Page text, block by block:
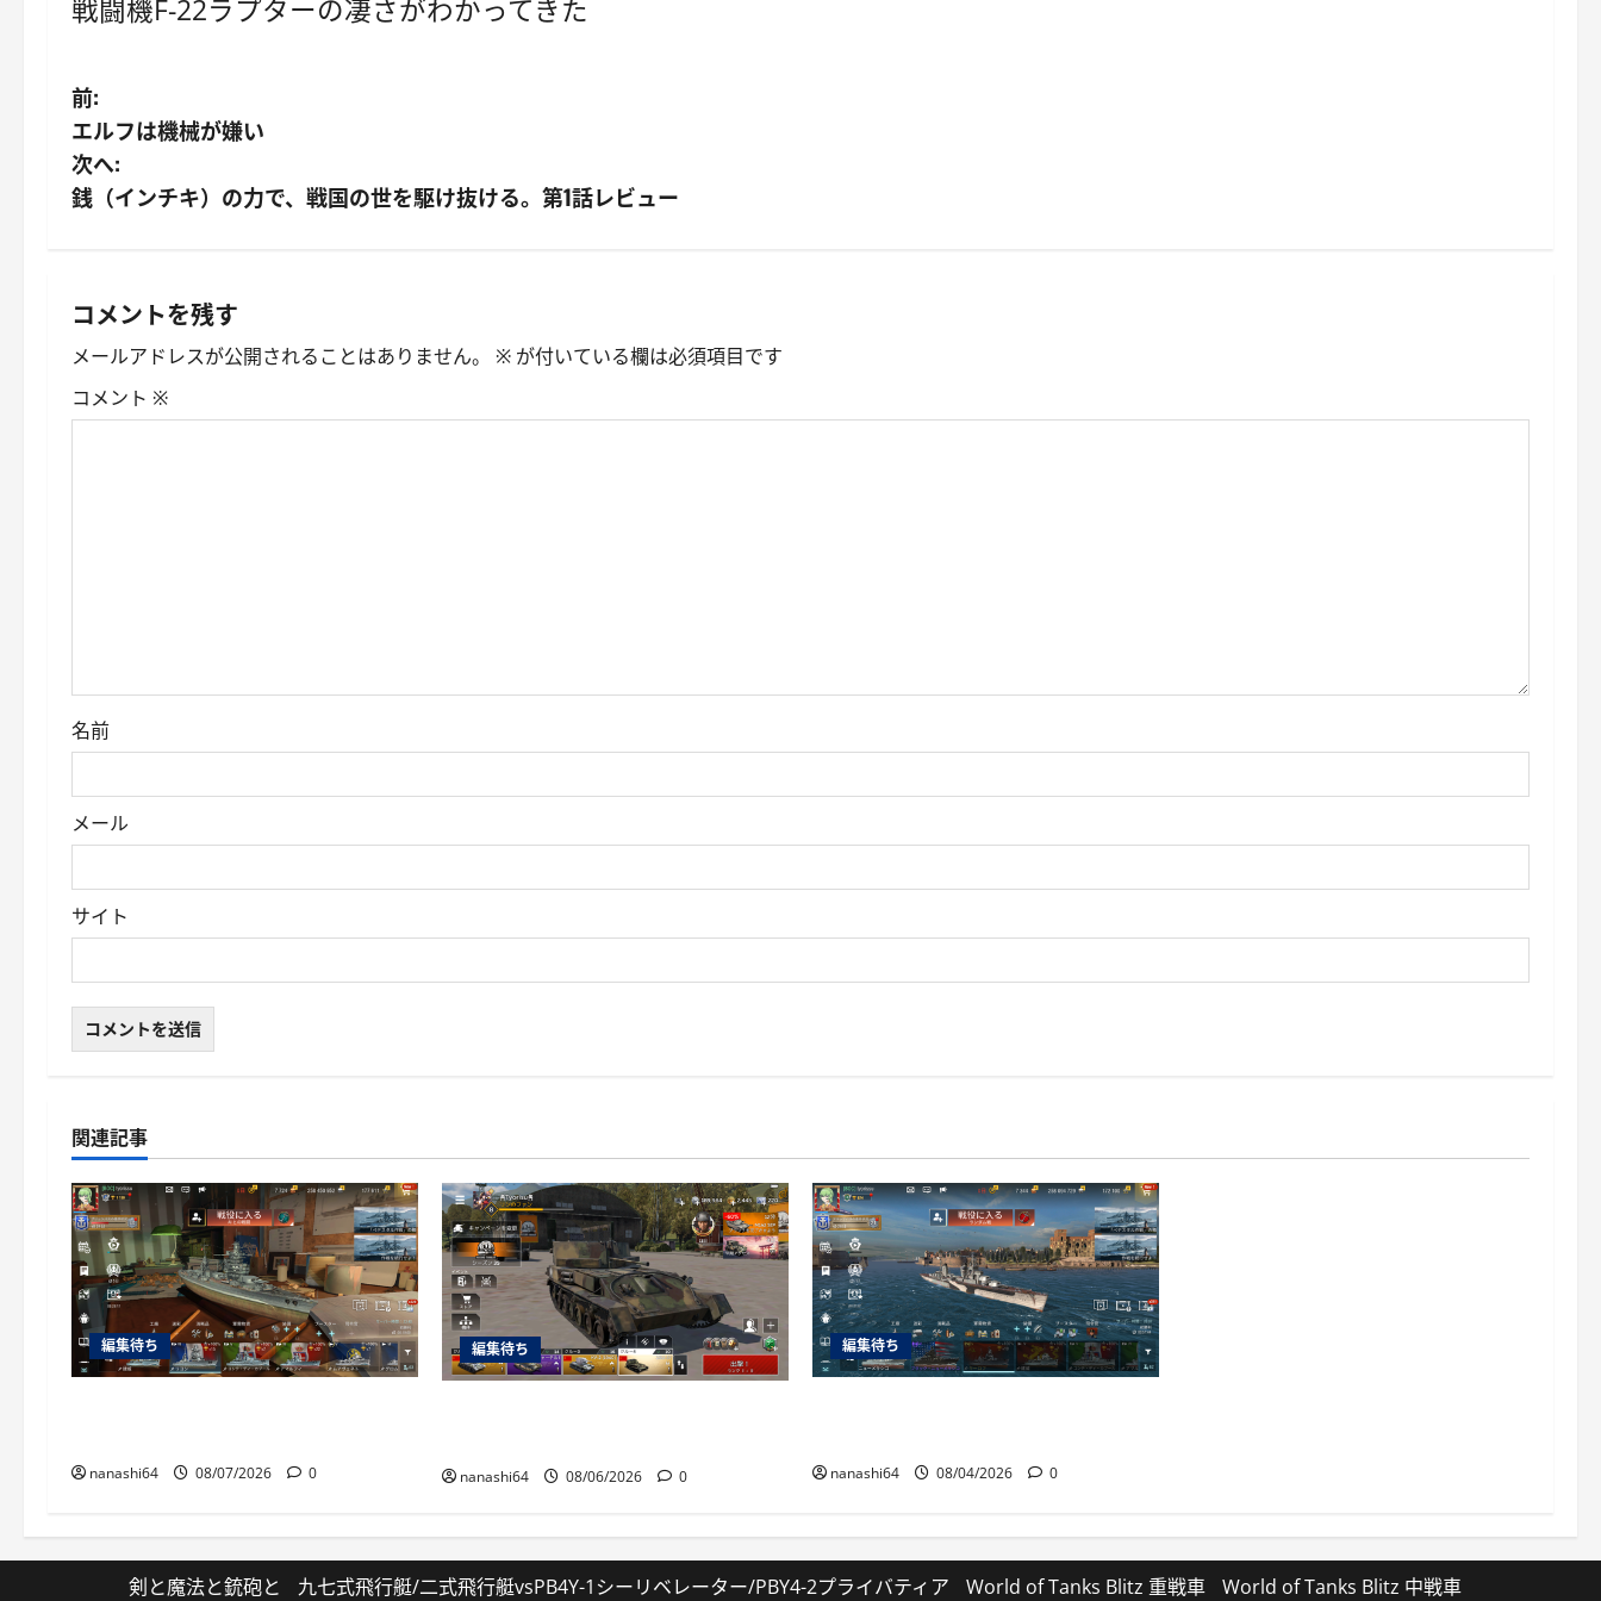
戦闘機F-22ラプターの凄さがわかってきた
投
稿
ナ
ゲ
ー
シ
前:
エルフは機械が嫌い
次へ:
銭（インチキ）の力で、戦国の世を駆け抜ける。第1話レビュー
コメントを残す
メールアドレスが公開されることはありません。 ※ が付いている欄は必須項目です
コメント ※
名前
メール
サイト
関連記事
編集待ち
nanashi64 08/07/2026 0
編集待ち
nanashi64 08/06/2026 0
編集待ち
nanashi64 08/04/2026 0
剣と魔法と銃砲と 九七式飛行艇/二式飛行艇vsPB4Y-1シーリベレーター/PBY4-2プライバティア World of Tanks Blitz 重戦車 World of Tanks Blitz 中戦車